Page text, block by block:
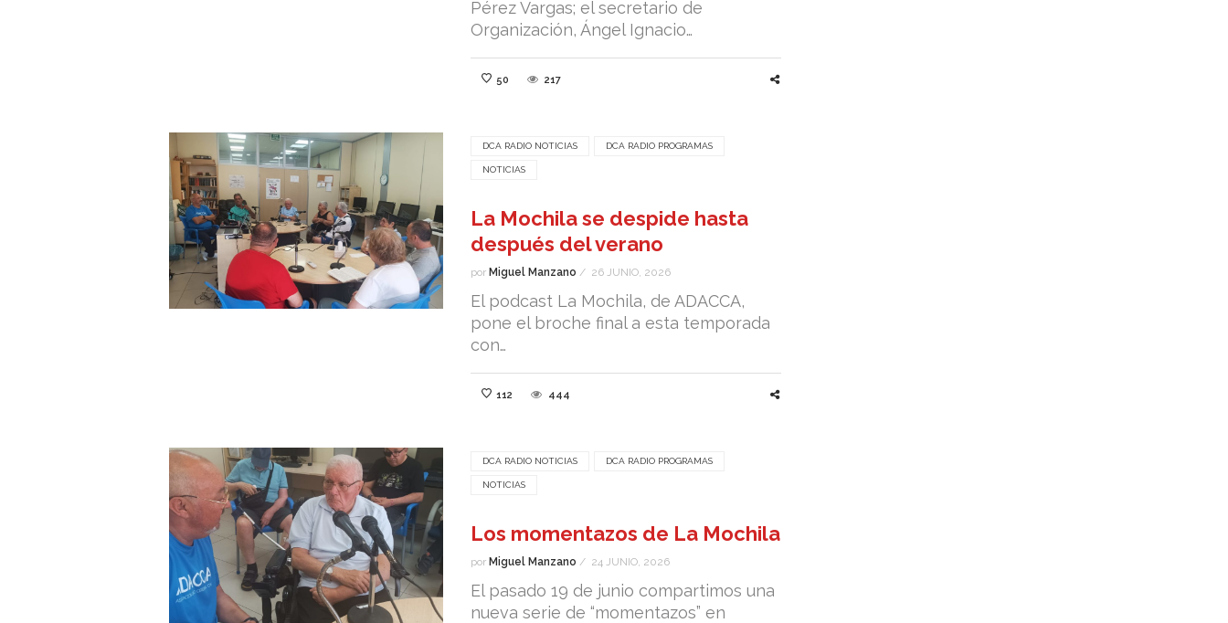
Pérez Vargas; el secretario de
Organización, Ángel Ignacio…
50 217
DCA RADIO NOTICIAS DCA RADIO PROGRAMAS
NOTICIAS
La Mochila se despide hasta
después del verano
por Miguel Manzano / 26 JUNIO, 2026
El podcast La Mochila, de ADACCA,
pone el broche final a esta temporada
con…
112 444
DCA RADIO NOTICIAS DCA RADIO PROGRAMAS
NOTICIAS
Los momentazos de La Mochila
por Miguel Manzano / 24 JUNIO, 2026
El pasado 19 de junio compartimos una
nueva serie de “momentazos” en